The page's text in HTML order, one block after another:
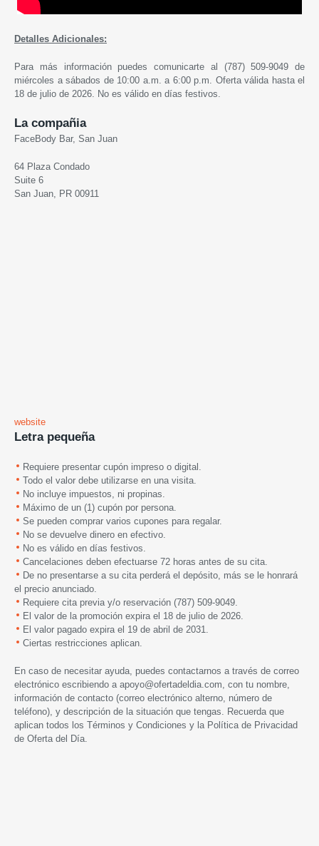
Detalles Adicionales:
Para más información puedes comunicarte al (787) 509-9049 de
miércoles a sábados de 10:00 a.m. a 6:00 p.m. Oferta válida hasta el
18 de julio de 2026. No es válido en días festivos.
La compañia
FaceBody Bar, San Juan
64 Plaza Condado
Suite 6
San Juan, PR 00911
website
Letra pequeña
Requiere presentar cupón impreso o digital.
Todo el valor debe utilizarse en una visita.
No incluye impuestos, ni propinas.
Máximo de un (1) cupón por persona.
Se pueden comprar varios cupones para regalar.
No se devuelve dinero en efectivo.
No es válido en días festivos.
Cancelaciones deben efectuarse 72 horas antes de su cita.
De no presentarse a su cita perderá el depósito, más se le honrará
el precio anunciado.
Requiere cita previa y/o reservación (787) 509-9049.
El valor de la promoción expira el 18 de julio de 2026.
El valor pagado expira el 19 de abril de 2031.
Ciertas restricciones aplican.
En caso de necesitar ayuda, puedes contactarnos a través de correo
electrónico escribiendo a apoyo@ofertadeldia.com , con tu nombre,
información de contacto (correo electrónico alterno, número de
teléfono), y descripción de la situación que tengas. Recuerda que
aplican todos los Términos y Condiciones y la Política de Privacidad
de Oferta del Día.